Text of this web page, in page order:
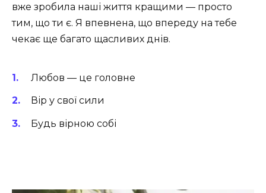
вже зробила наші життя кращими — просто
тим, що ти є. Я впевнена, що впереду на тебе
чекає ще багато щасливих днів.
Любов — це головне
Вір у свої сили
Будь вірною собі